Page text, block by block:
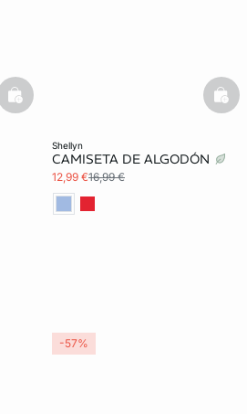
basketfull
shellyn
CAMISETA DE ALGODÓN
12,99 €16,99 €
-57%